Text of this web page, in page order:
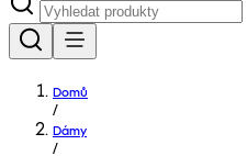
Domů
/
Dámy
/